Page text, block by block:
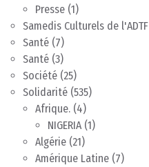
Presse (1)
Samedis Culturels de l'ADTF
Santé (7)
Santé (3)
Société (25)
Solidarité (535)
Afrique. (4)
NIGERIA(1)
Algérie (21)
Amérique Latine (7)